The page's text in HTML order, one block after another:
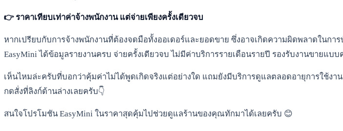
👉 ราคาเทียบเท่าค่าจ้างพนักงาน แต่จ่ายเพียงครั้งเดียวจบ
หากเปรียบกับการจ้างพนักงานที่ต้องจดมือทั้งออเดอร์และยอดขาย ซึ่งอาจเกิดความผิดพลาดในก
EasyMini ได้ข้อมูลรายงานครบ จ่ายครั้งเดียวจบ ไม่มีค่าบริการรายเดือนรายปี รองรับงานขายแบ
เห็นไหมล่ะครับที่บอกว่าคุ้มค่าไม่ได้พูดเกิดจริงแต่อย่างใด แถมยังมีบริการดูแลตลอดอายุการใช้ง
กดสั่งที่ลิงก์ด้านล่างเลยครับ👇
สนใจโปรโมชัน EasyMini ในราคาสุดคุ้มไปช่วยดูแลร้านของคุณทักมาได้เลยครับ 😊